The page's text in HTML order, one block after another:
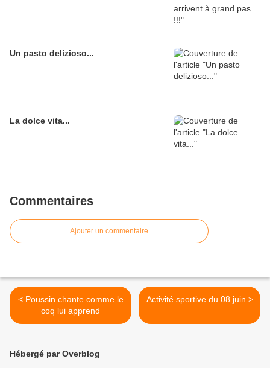
Un pasto delizioso...
La dolce vita...
Commentaires
Ajouter un commentaire
< Poussin chante comme le
coq lui apprend
Activité sportive du 08 juin >
Hébergé par Overblog